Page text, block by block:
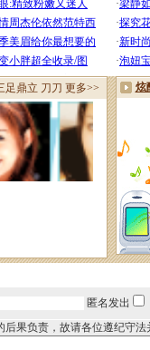
匿名发出
后果负责，故请各位遵纪守